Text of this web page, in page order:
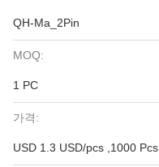
QH-Ma_2Pin
MOQ:
1 PC
가격:
USD 1.3 USD/pcs ,1000 Pcs